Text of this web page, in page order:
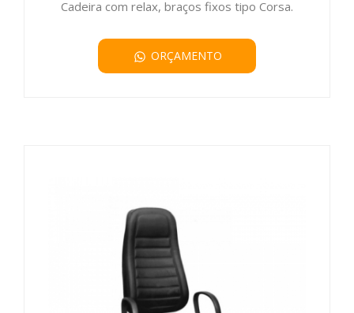
Cadeira com relax, braços fixos tipo Corsa.
ORÇAMENTO